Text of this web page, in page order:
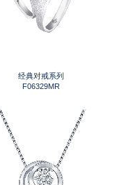
经典对戒系列
F06329MR